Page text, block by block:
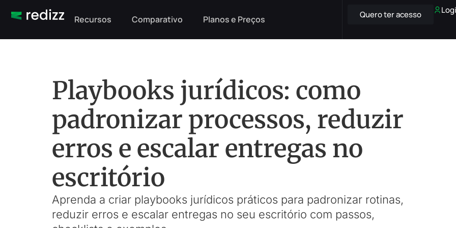
Recursos Comparativo Planos e Preços Quero ter acesso
Playbooks jurídicos: como
padronizar processos, reduzir
erros e escalar entregas no
escritório
Aprenda a criar playbooks jurídicos práticos para padronizar rotinas,
reduzir erros e escalar entregas no seu escritório com passos,